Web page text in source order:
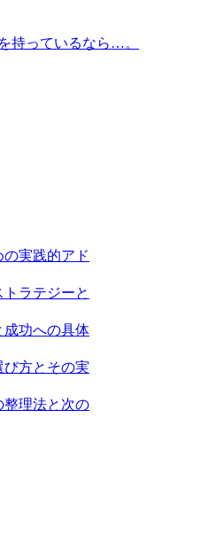
持っているなら…。
実践的アド
ラテジーと
成功への具体
方とその実
整理法と次の